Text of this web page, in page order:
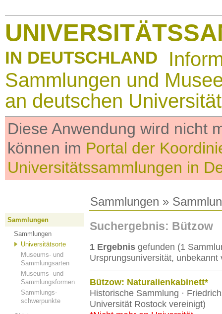
IN DEUTSCHLAND
Sammlungen und
an deutschen
Diese Anwendung wird nicht
können im Portal der
Universitätssammlungen in
Sammlungen »
Sammlungen
Sammlungen
Universitätsorte
Museums- und
Sammlungsarten
Museums- und
Sammlungsformen
Sammlungs-
schwerpunkte
Suchergebnis: Bützow
1 Ergebnis gefunden (1
Ursprungsuniversität,
Bützow: Naturalienkabinett*
Historische Sammlung ·
Universität Rostock vereinigt)